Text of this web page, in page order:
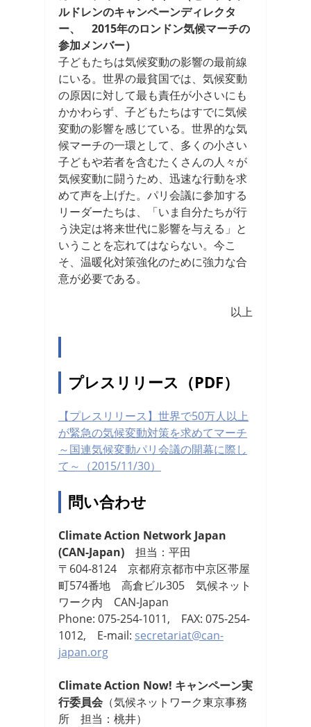
ルドレンのキャンペーンディレクタ
ー、 2015年のロンドン気候マーチの
参加メンバー）
子どもたちは気候変動の影響の最前線
にいる。世界の最貧国では、気候変動
の原因に対して最も責任が小さいにも
かかわらず、子どもたちはすでに気候
変動の影響を感じている。世界的な気
候マーチの一環として、多くの小さい
子どもや若者を含むたくさんの人々が
気候変動に闘うため、迅速な行動を求
めて声を上げた。パリ会議に参加する
リーダーたちは、「いま自分たちが行
う決定は将来世代に影響を与える」と
いうことを忘れてはならない。今こ
そ、温暖化対策強化のために強力な合
意が必要である。
以上
プレスリリース（PDF）
【プレスリリース】世界で50万人以上
が緊急の気候変動対策を求めてマーチ
～国連気候変動パリ会議の開幕に際し
て～（2015/11/30）
問い合わせ
Climate Action Network Japan
(CAN-Japan) 担当：平田
〒604-8124 京都府京都市中京区帯屋
町574番地 高倉ビル305 気候ネット
ワーク内 CAN-Japan
Phone: 075-254-1011, FAX: 075-254-
1012, E-mail: secretariat@can-
japan.org
Climate Action Now! キャンペーン実
行委員会 （気候ネットワーク東京事務
所 担当：桃井）